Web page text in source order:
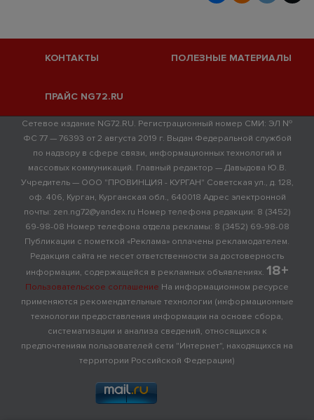
КОНТАКТЫ ПОЛЕЗНЫЕ МАТЕРИАЛЫ
ПРАЙС NG72.RU
Сетевое издание NG72.RU. Регистрационный номер СМИ: ЭЛ №
ФС 77 — 76393 от 2 августа 2019 г. Выдан Федеральной службой
по надзору в сфере связи, информационных технологий и
массовых коммуникаций. Главный редактор — Давыдова Ю.В.
Учредитель — ООО "ПРОВИНЦИЯ - КУРГАН" Советская ул., д. 128,
оф. 406, Курган, Курганская обл., 640018 Адрес электронной
почты: zen.ng72@yandex.ru Номер телефона редакции: 8 (3452)
69-98-08 Номер телефона отдела рекламы: 8 (3452) 69-98-08
Публикации с пометкой «Реклама» оплачены рекламодателем.
Редакция сайта не несет ответственности за достоверность
информации, содержащейся в рекламных объявлениях. 18+
Пользовательское соглашение На информационном ресурсе
применяются рекомендательные технологии (информационные
технологии предоставления информации на основе сбора,
систематизации и анализа сведений, относящихся к
предпочтениям пользователей сети "Интернет", находящихся на
территории Российской Федерации)